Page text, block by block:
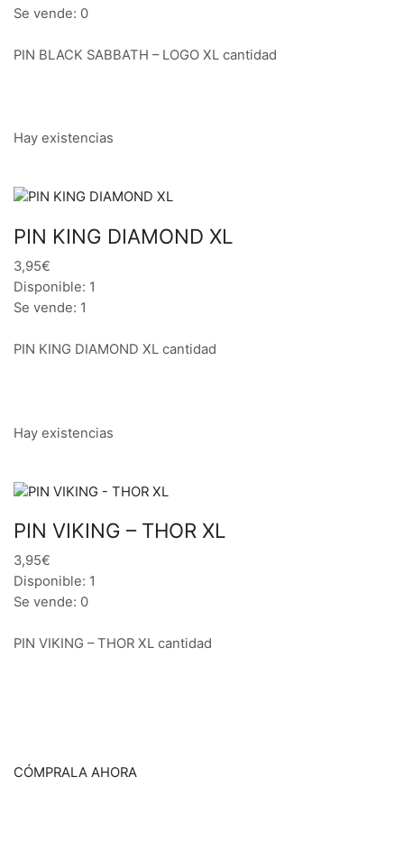
Se vende: 0
PIN BLACK SABBATH – LOGO XL cantidad
Hay existencias
PIN KING DIAMOND XL
3,95€
Disponible: 1
Se vende: 1
PIN KING DIAMOND XL cantidad
Hay existencias
PIN VIKING – THOR XL
3,95€
Disponible: 1
Se vende: 0
PIN VIKING – THOR XL cantidad
CÓMPRALA AHORA